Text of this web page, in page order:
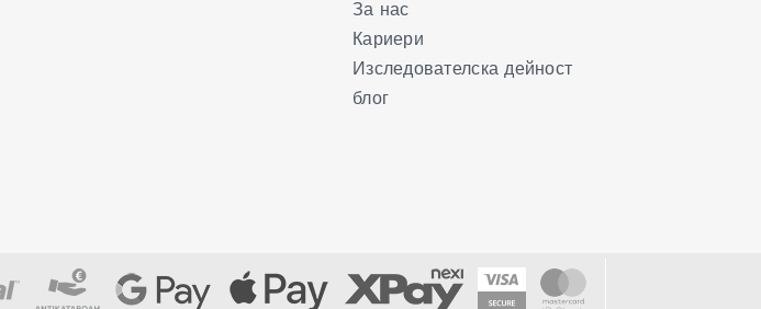
За нас
Кариери
Изследователска дейност
блог